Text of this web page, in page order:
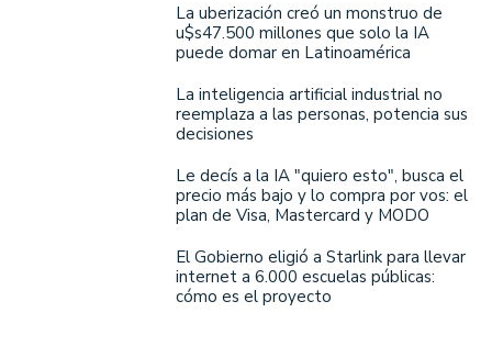
La uberización creó un monstruo de
u$s47.500 millones que solo la IA
puede domar en Latinoamérica
La inteligencia artificial industrial no
reemplaza a las personas, potencia sus
decisiones
Le decís a la IA "quiero esto", busca el
precio más bajo y lo compra por vos: el
plan de Visa, Mastercard y MODO
El Gobierno eligió a Starlink para llevar
internet a 6.000 escuelas públicas:
cómo es el proyecto